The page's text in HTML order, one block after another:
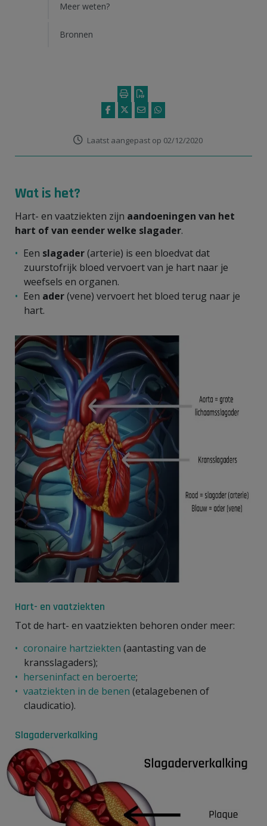
Meer weten?
Bronnen
Laatst aangepast op 02/12/2020
Wat is het?
Hart- en vaatziekten zijn aandoeningen van het
hart of van eender welke slagader.
Een slagader(arterie) is een bloedvat dat
zuurstofrijk bloed vervoert van je hart naar je
weefsels en organen.
Een ader(vene) vervoert het bloed terug naar je
hart.
Hart- en vaatziekten
Tot de hart- en vaatziekten behoren onder meer:
coronaire hartziekten (aantasting van de
kransslagaders);
herseninfact en beroerte;
vaatziekten in de benen (etalagebenen of
claudicatio).
Slagaderverkalking